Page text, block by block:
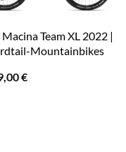
Team XL 2022 |
Mountainbikes
€